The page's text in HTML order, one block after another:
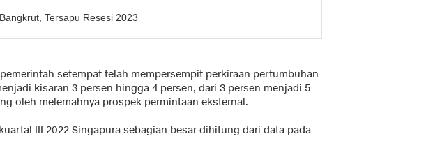
Tersapu Resesi 2023
setempat telah mempersempit perkiraan pertumbuhan
kisaran 3 persen hingga 4 persen, dari 3 persen menjadi 5
oleh melemahnya prospek permintaan eksternal.
III 2022 Singapura sebagian besar dihitung dari data pada